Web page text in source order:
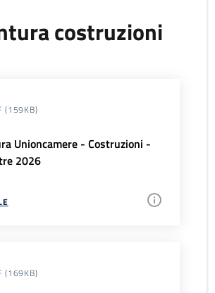
costruzioni
(159KB)
Unioncamere - Costruzioni -
2026
(169KB)